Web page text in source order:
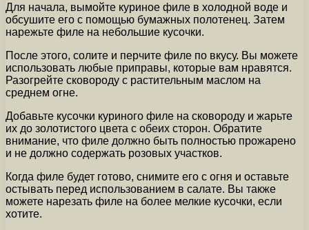
Для начала, вымойте куриное филе в холодной воде и
обсушите его с помощью бумажных полотенец. Затем
нарежьте филе на небольшие кусочки.
После этого, солите и перчите филе по вкусу. Вы можете
использовать любые приправы, которые вам нравятся.
Разогрейте сковороду с растительным маслом на
среднем огне.
Добавьте кусочки куриного филе на сковороду и жарьте
их до золотистого цвета с обеих сторон. Обратите
внимание, что филе должно быть полностью прожарено
и не должно содержать розовых участков.
Когда филе будет готово, снимите его с огня и оставьте
остывать перед использованием в салате. Вы также
можете нарезать филе на более мелкие кусочки, если
хотите.